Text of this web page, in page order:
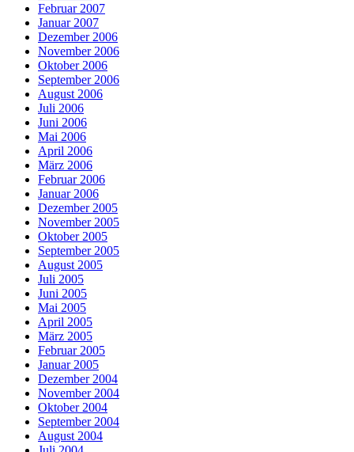
Februar 2007
Januar 2007
Dezember 2006
November 2006
Oktober 2006
September 2006
August 2006
Juli 2006
Juni 2006
Mai 2006
April 2006
März 2006
Februar 2006
Januar 2006
Dezember 2005
November 2005
Oktober 2005
September 2005
August 2005
Juli 2005
Juni 2005
Mai 2005
April 2005
März 2005
Februar 2005
Januar 2005
Dezember 2004
November 2004
Oktober 2004
September 2004
August 2004